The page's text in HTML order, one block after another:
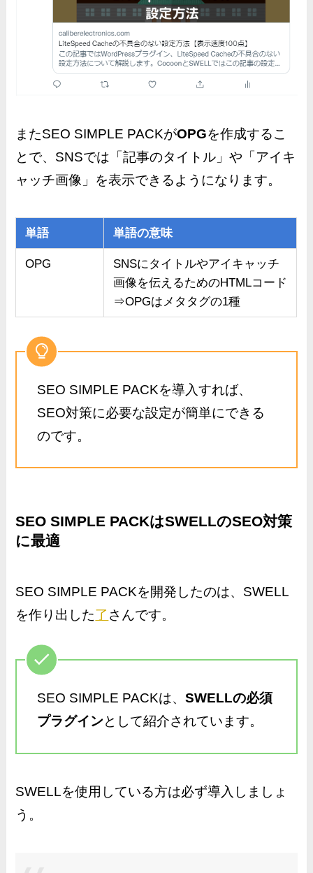
またSEO SIMPLE PACKがOPGを作成するこ
とで、SNSでは「記事のタイトル」や「アイキ
ャッチ画像」を表示できるようになります。
単語 単語の意味
OPG
SNSにタイトルやアイキャッチ
画像を伝えるためのHTMLコード
⇒OPGはメタタグの1種
SEO SIMPLE PACKを導入すれば、
SEO対策に必要な設定が簡単にできる
のです。
SEO SIMPLE PACKはSWELLのSEO対策
に最適
SEO SIMPLE PACKを開発したのは、SWELL
を作り出した了 さんです。
SEO SIMPLE PACKは、 SWELLの必須
プラグインとして紹介されています。
SWELLを使用している方は必ず導入しましょ
う。